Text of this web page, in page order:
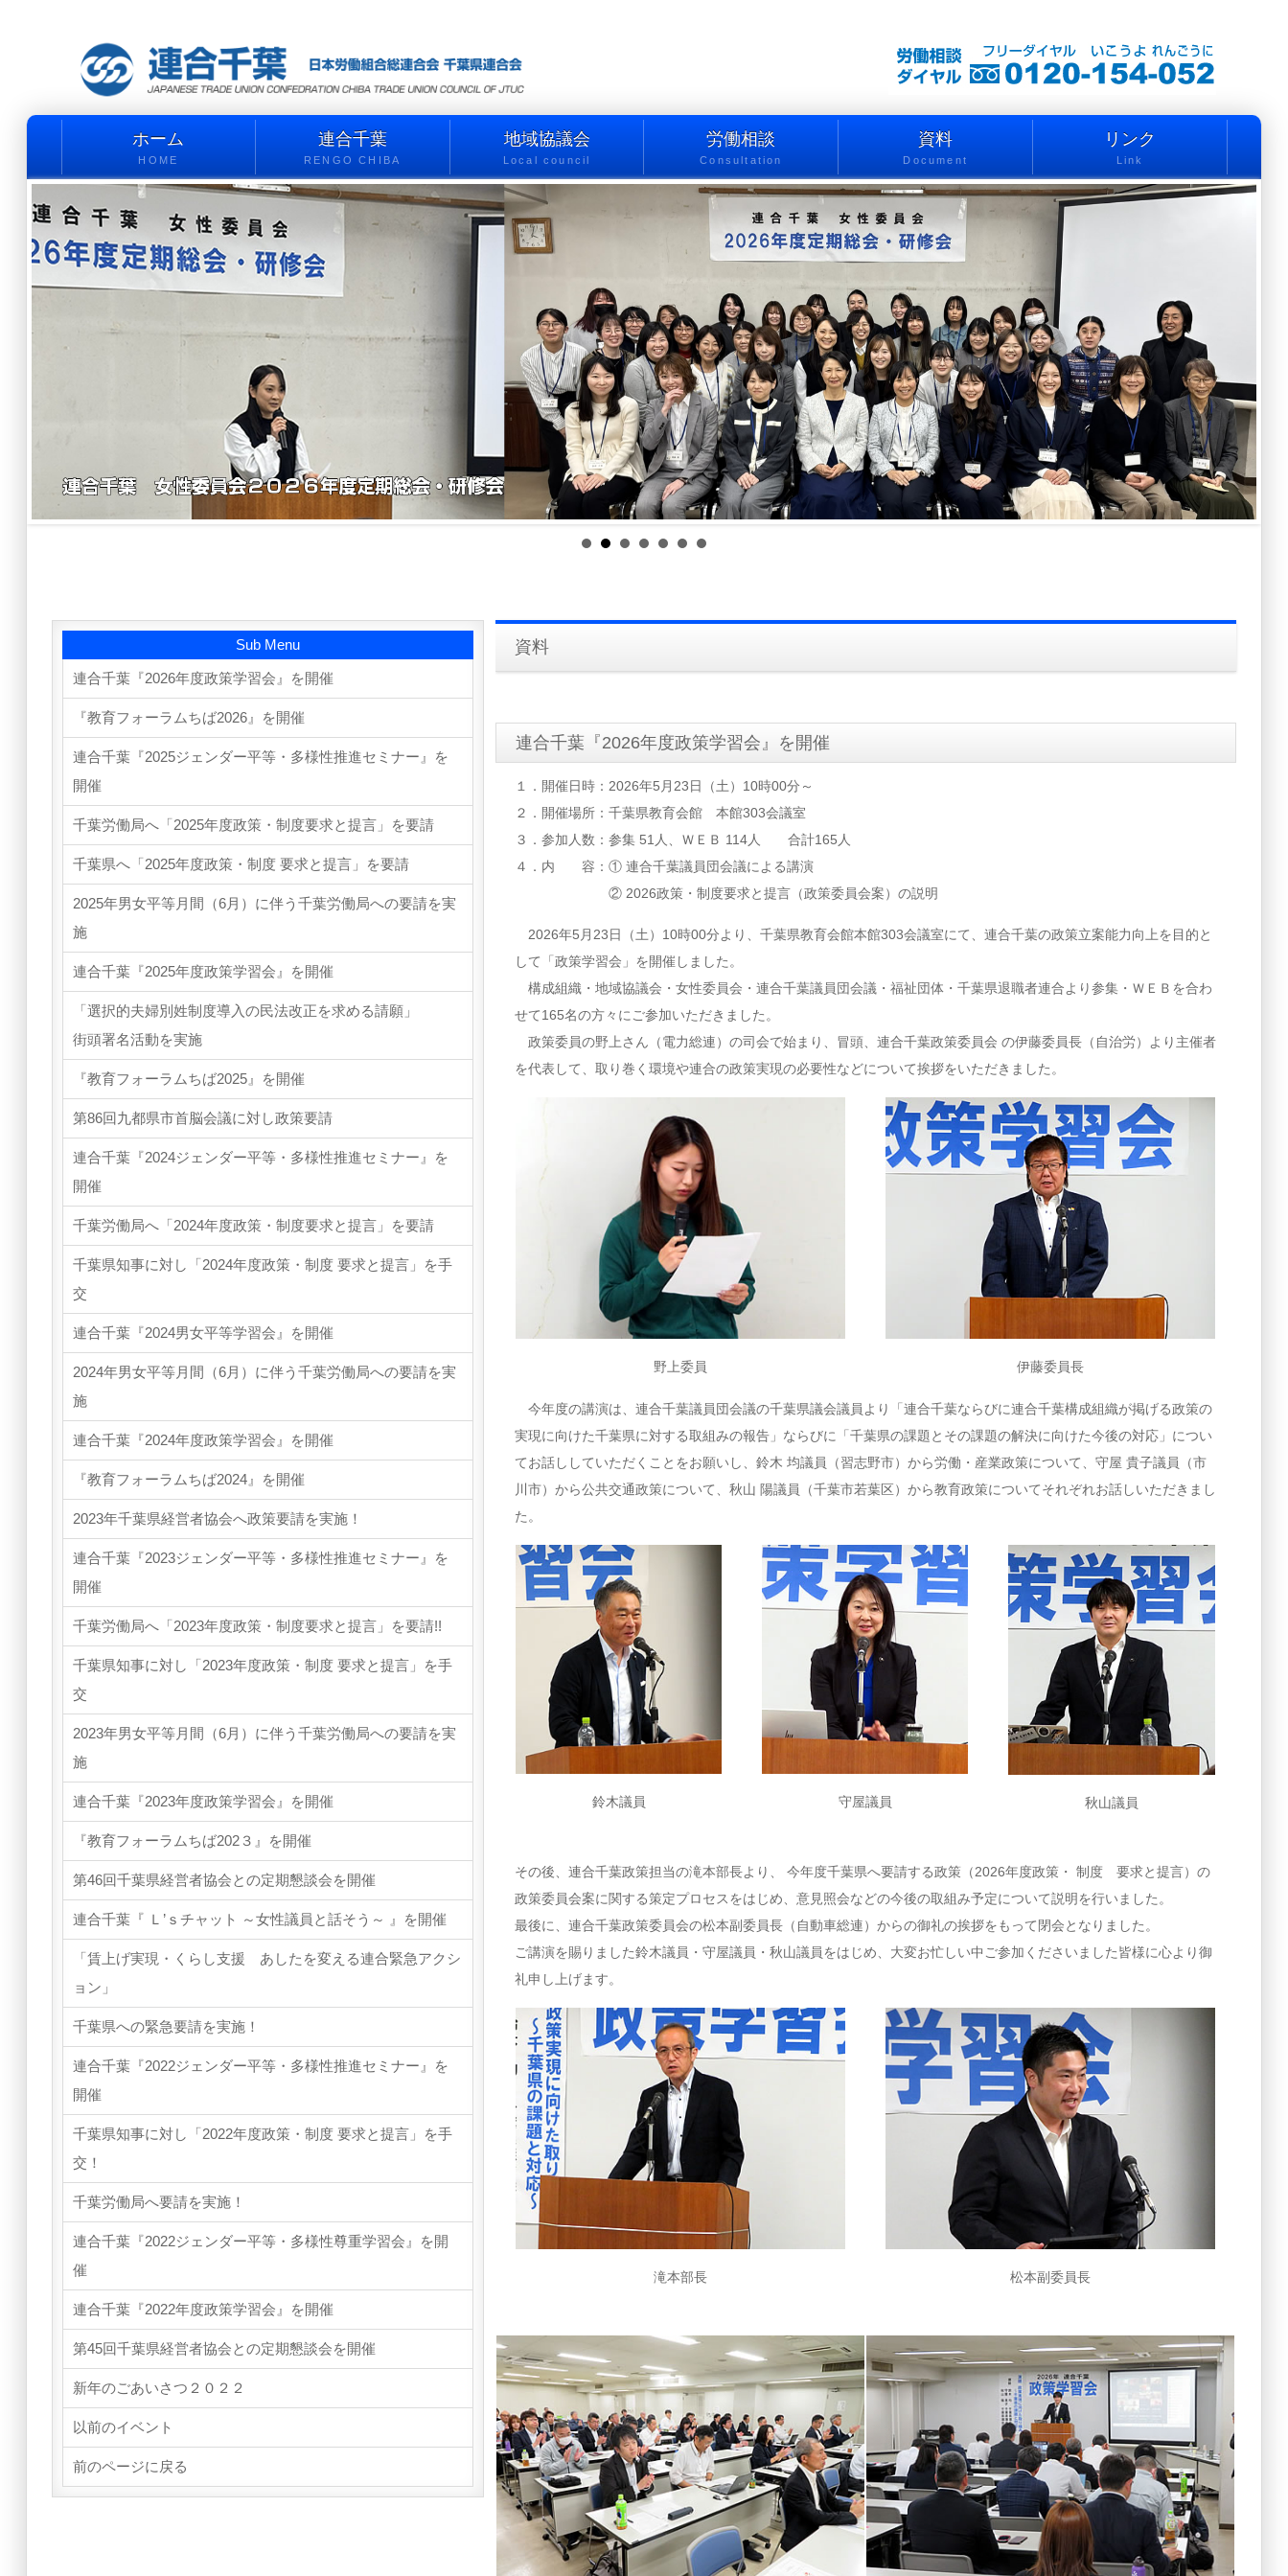
ホーム
HOME
連合千葉
RENGO CHIBA
地域協議会
Local council
労働相談
Consultation
資料
Document
リンク
Link
資料
連合千葉『2026年度政策学習会』を開催
１．開催日時：2026年5月23日（土）10時00分～
２．開催場所：千葉県教育会館 本館303会議室
３．参加人数：参集 51人、ＷＥＢ 114人 合計165人
４．内 容：① 連合千葉議員団会議による講演
② 2026政策・制度要求と提言（政策委員会案）の説明
2026年5月23日（土）10時00分より、千葉県教育会館本館303会議室にて、連合千葉の政策立案能力向上を目的と
して「政策学習会」を開催しました。
構成組織・地域協議会・女性委員会・連合千葉議員団会議・福祉団体・千葉県退職者連合より参集・ＷＥＢを合わ
せて165名の方々にご参加いただきました。
政策委員の野上さん（電力総連）の司会で始まり、冒頭、連合千葉政策委員会 の伊藤委員長（自治労）より主催者
を代表して、取り巻く環境や連合の政策実現の必要性などについて挨拶をいただきました。
野上委員 伊藤委員長
今年度の講演は、連合千葉議員団会議の千葉県議会議員より「連合千葉ならびに連合千葉構成組織が掲げる政策の
実現に向けた千葉県に対する取組みの報告」ならびに「千葉県の課題とその課題の解決に向けた今後の対応」につい
てお話ししていただくことをお願いし、鈴木 均議員（習志野市）から労働・産業政策について、守屋 貴子議員（市
川市）から公共交通政策について、秋山 陽議員（千葉市若葉区）から教育政策についてそれぞれお話しいただきまし
た。
鈴木議員 守屋議員 秋山議員
その後、連合千葉政策担当の滝本部長より、 今年度千葉県へ要請する政策（2026年度政策・ 制度 要求と提言）の
政策委員会案に関する策定プロセスをはじめ、意見照会などの今後の取組み予定について説明を行いました。
最後に、連合千葉政策委員会の松本副委員長（自動車総連）からの御礼の挨拶をもって閉会となりました。
ご講演を賜りました鈴木議員・守屋議員・秋山議員をはじめ、大変お忙しい中ご参加くださいました皆様に心より御
礼申し上げます。
滝本部長 松本副委員長
Sub Menu
連合千葉『2026年度政策学習会』を開催
『教育フォーラムちば2026』を開催
連合千葉『2025ジェンダー平等・多様性推進セミナー』を
開催
千葉労働局へ「2025年度政策・制度要求と提言」を要請
千葉県へ「2025年度政策・制度 要求と提言」を要請
2025年男女平等月間（6月）に伴う千葉労働局への要請を実
施
連合千葉『2025年度政策学習会』を開催
「選択的夫婦別姓制度導入の民法改正を求める請願」
街頭署名活動を実施
『教育フォーラムちば2025』を開催
第86回九都県市首脳会議に対し政策要請
連合千葉『2024ジェンダー平等・多様性推進セミナー』を
開催
千葉労働局へ「2024年度政策・制度要求と提言」を要請
千葉県知事に対し「2024年度政策・制度 要求と提言」を手
交
連合千葉『2024男女平等学習会』を開催
2024年男女平等月間（6月）に伴う千葉労働局への要請を実
施
連合千葉『2024年度政策学習会』を開催
『教育フォーラムちば2024』を開催
2023年千葉県経営者協会へ政策要請を実施！
連合千葉『2023ジェンダー平等・多様性推進セミナー』を
開催
千葉労働局へ「2023年度政策・制度要求と提言」を要請!!
千葉県知事に対し「2023年度政策・制度 要求と提言」を手
交
2023年男女平等月間（6月）に伴う千葉労働局への要請を実
施
連合千葉『2023年度政策学習会』を開催
『教育フォーラムちば202３』を開催
第46回千葉県経営者協会との定期懇談会を開催
連合千葉『 Ｌ’ｓチャット ～女性議員と話そう～ 』を開催
「賃上げ実現・くらし支援 あしたを変える連合緊急アクシ
ョン」
千葉県への緊急要請を実施！
連合千葉『2022ジェンダー平等・多様性推進セミナー』を
開催
千葉県知事に対し「2022年度政策・制度 要求と提言」を手
交！
千葉労働局へ要請を実施！
連合千葉『2022ジェンダー平等・多様性尊重学習会』を開
催
連合千葉『2022年度政策学習会』を開催
第45回千葉県経営者協会との定期懇談会を開催
新年のごあいさつ２０２２
以前のイベント
前のページに戻る